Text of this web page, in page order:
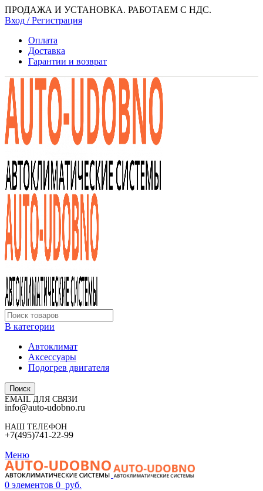
ПРОДАЖА И УСТАНОВКА. РАБОТАЕМ С НДС.
Вход / Регистрация
Оплата
Доставка
Гарантии и возврат
В категории
Автоклимат
Аксессуары
Подогрев двигателя
Поиск
EMAIL ДЛЯ СВЯЗИ
info@auto-udobno.ru
НАШ ТЕЛЕФОН
+7(495)741-22-99
Меню
0 элементов 0 руб.